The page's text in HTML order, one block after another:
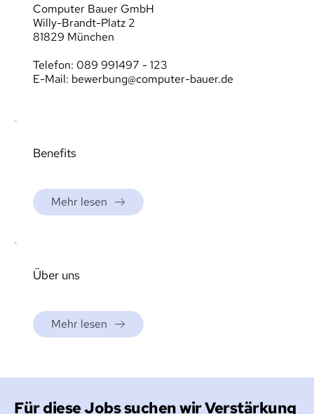
Computer Bauer GmbH
Willy-Brandt-Platz 2
81829 München
Telefon: 089 991497 - 123
E-Mail: bewerbung@computer-bauer.de
Benefits
Mehr lesen
Über uns
Mehr lesen
Für diese Jobs suchen wir Verstärkung